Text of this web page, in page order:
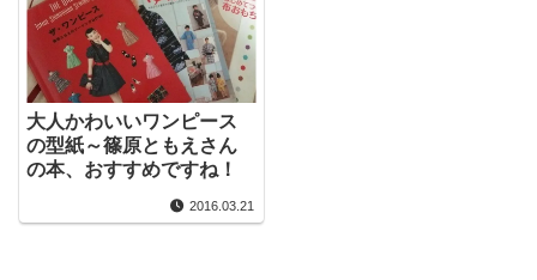
大人かわいいワンピース
の型紙～篠原ともえさん
の本、おすすめですね！
2016.03.21